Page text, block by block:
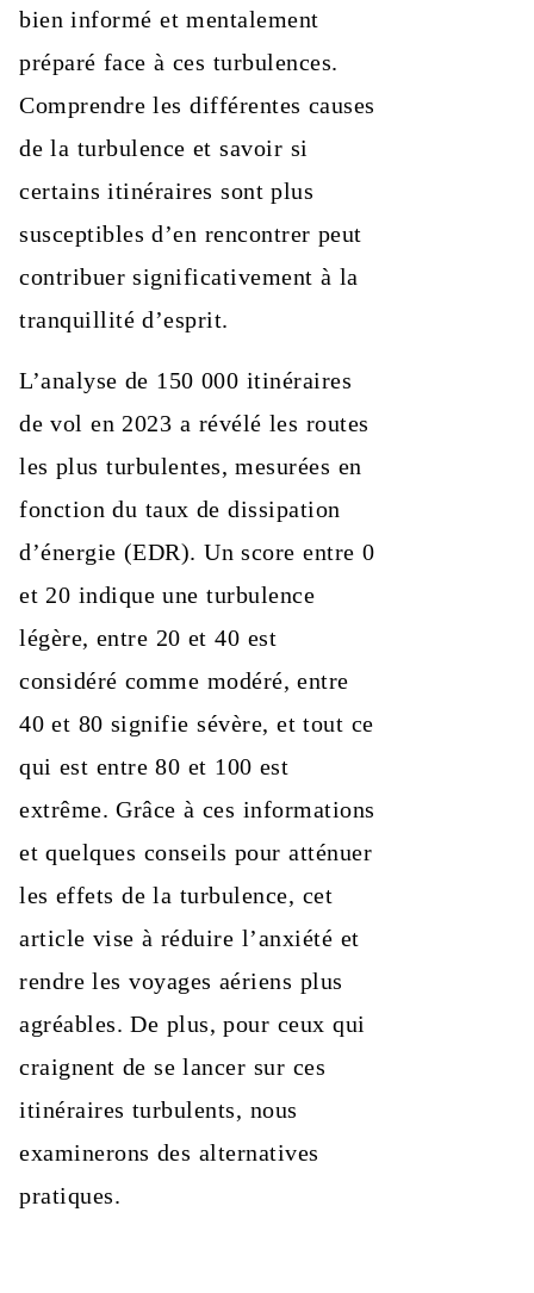
bien informé et mentalement
préparé face à ces turbulences.
Comprendre les différentes causes
de la turbulence et savoir si
certains itinéraires sont plus
susceptibles d’en rencontrer peut
contribuer significativement à la
tranquillité d’esprit.
L’analyse de 150 000 itinéraires
de vol en 2023 a révélé les routes
les plus turbulentes, mesurées en
fonction du taux de dissipation
d’énergie (EDR). Un score entre 0
et 20 indique une turbulence
légère, entre 20 et 40 est
considéré comme modéré, entre
40 et 80 signifie sévère, et tout ce
qui est entre 80 et 100 est
extrême. Grâce à ces informations
et quelques conseils pour atténuer
les effets de la turbulence, cet
article vise à réduire l’anxiété et
rendre les voyages aériens plus
agréables. De plus, pour ceux qui
craignent de se lancer sur ces
itinéraires turbulents, nous
examinerons des alternatives
pratiques.